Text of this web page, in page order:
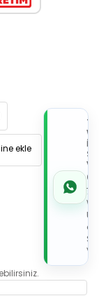
ekle
İLE
de